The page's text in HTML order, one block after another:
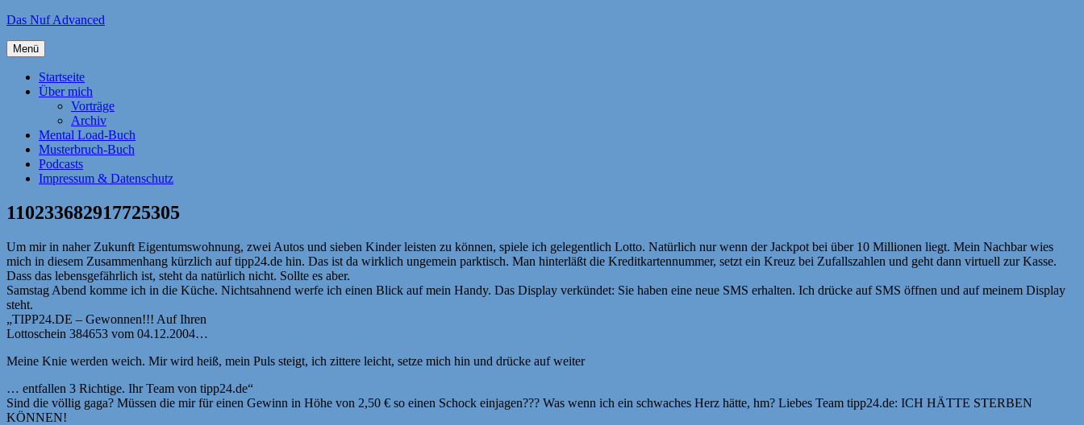
Zum
springen
Das Nuf Advanced
Menü
Startseite
Über mich
Vorträge
Archiv
Mental Load-Buch
Musterbruch-Buch
Podcasts
Impressum & Datenschutz
110233682917725305
Um mir in naher Zukunft Eigentumswohnung, zwei Autos und sieben Kinder leisten zu können, spiele ich gelegentlich Lotto. Natürlich nur wenn der Jackpot bei über 10 Millionen liegt. Mein Nachbar wies
mich in diesem Zusammenhang kürzlich auf tipp24.de hin. Das ist da wirklich ungemein parktisch. Man hinterläßt die Kreditkartennummer, setzt ein Kreuz bei Zufallszahlen und geht dann virtuell zur Kasse.
Dass das lebensgefährlich ist, steht da natürlich nicht. Sollte es aber.
Samstag Abend komme ich in die Küche. Nichtsahnend werfe ich einen Blick auf mein Handy. Das Display verkündet: Sie haben eine neue SMS erhalten. Ich drücke auf SMS öffnen und auf meinem Display
steht.
„TIPP24.DE – Gewonnen!!! Auf Ihren
Lottoschein 384653 vom 04.12.2004…
Meine Knie werden weich. Mir wird heiß, mein Puls steigt, ich zittere leicht, setze mich hin und drücke auf weiter
… entfallen 3 Richtige. Ihr Team von tipp24.de“
Sind die völlig gaga? Müssen die mir für einen Gewinn in Höhe von 2,50 € so einen Schock einjagen??? Was wenn ich ein schwaches Herz hätte, hm? Liebes Team tipp24.de: ICH HÄTTE STERBEN
KÖNNEN!